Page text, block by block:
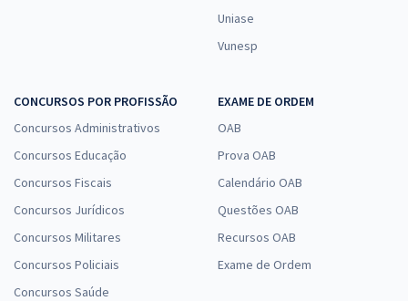
Uniase
Vunesp
CONCURSOS POR PROFISSÃO
Concursos Administrativos
Concursos Educação
Concursos Fiscais
Concursos Jurídicos
Concursos Militares
Concursos Policiais
Concursos Saúde
EXAME DE ORDEM
OAB
Prova OAB
Calendário OAB
Questões OAB
Recursos OAB
Exame de Ordem